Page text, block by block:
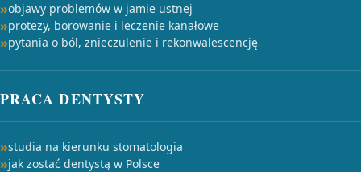
objawy problemów w jamie ustnej
protezy, borowanie i leczenie kanałowe
pytania o ból, znieczulenie i rekonwalescencję
PRACA DENTYSTY
studia na kierunku stomatologia
jak zostać dentystą w Polsce